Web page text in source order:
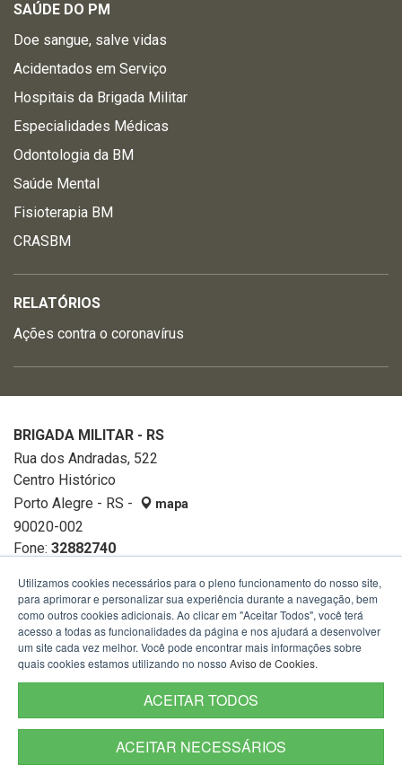
SAÚDE DO PM
Doe sangue, salve vidas
Acidentados em Serviço
Hospitais da Brigada Militar
Especialidades Médicas
Odontologia da BM
Saúde Mental
Fisioterapia BM
CRASBM
RELATÓRIOS
Ações contra o coronavírus
BRIGADA MILITAR - RS
Rua dos Andradas, 522
Centro Histórico
Porto Alegre - RS -
mapa
90020-002
Fone: 32882740
Termos de Uso
Utilizamos cookies necessários para o pleno funcionamento do nosso site,
para aprimorar e personalizar sua experiência durante a navegação, bem
como outros cookies adicionais. Ao clicar em "Aceitar Todos", você terá
acesso a todas as funcionalidades da página e nos ajudará a desenvolver
um site cada vez melhor. Você pode encontrar mais informações sobre
quais cookies estamos utilizando no nosso Aviso de Cookies.
ACEITAR TODOS
ACEITAR NECESSÁRIOS